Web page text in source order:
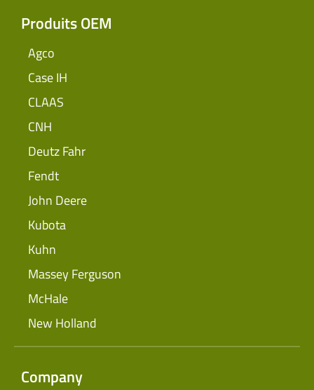
Produits OEM
Agco
Case IH
CLAAS
CNH
Deutz Fahr
Fendt
John Deere
Kubota
Kuhn
Massey Ferguson
McHale
New Holland
Company